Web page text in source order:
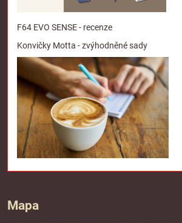
F64 EVO SENSE - recenze
Konvičky Motta - zvýhodněné sady
Mapa